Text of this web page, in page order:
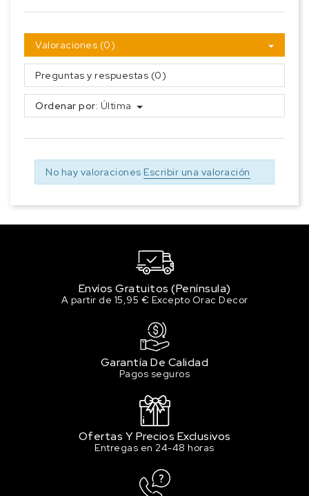
Valoraciones (0)
Preguntas y respuestas (0)
Ordenar por: Última
No hay valoraciones Escribir una valoración
Envíos Gratuitos (Península)
A partir de 15,95 € Excepto Orac Decor
Garantía De Calidad
Pagos seguros
Ofertas Y Precios Exclusivos
Entregas en 24-48 horas